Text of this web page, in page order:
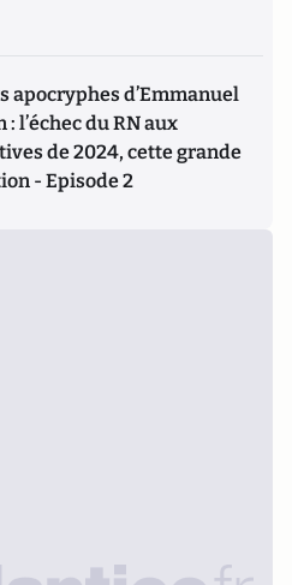
apocryphes d’Emmanuel
: l’échec du RN aux
de 2024, cette grande
- Episode 2